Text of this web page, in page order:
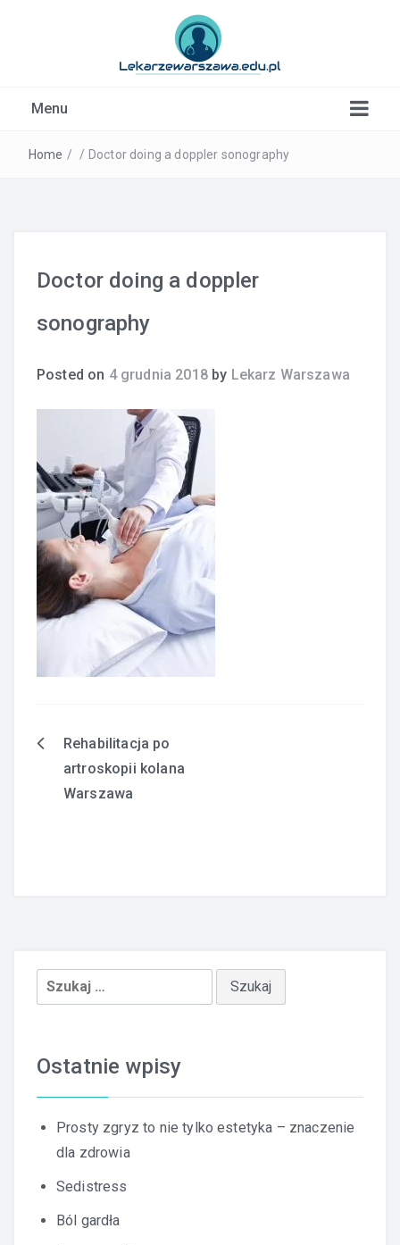
Menu
Home / / Doctor doing a doppler sonography
Doctor doing a doppler
sonography
Posted on 4 grudnia 2018by Lekarz Warszawa
Nawigacja
wpisu
Rehabilitacja po
artroskopii kolana
Warszawa
Szukaj:
Ostatnie wpisy
Prosty zgryz to nie tylko estetyka – znaczenie
dla zdrowia
Sedistress
Ból gardła